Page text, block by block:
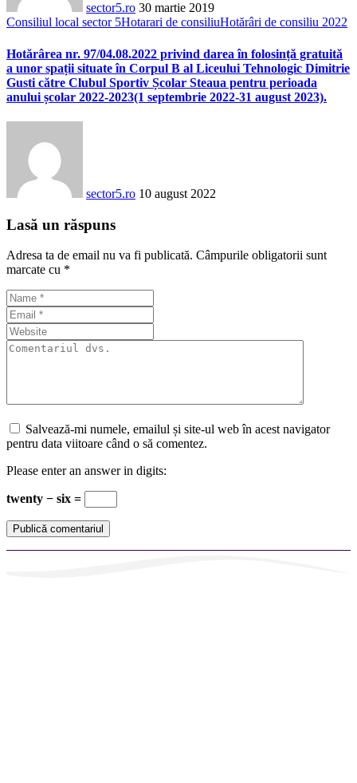
sector5.ro 30 martie 2019
Consiliul local sector 5Hotarari de consiliuHotărâri de consiliu 2022
Hotărârea nr. 97/04.08.2022 privind darea în folosință gratuită
a unor spații situate în Corpul B al Liceului Tehnologic Dimitrie
Gusti către Clubul Sportiv Școlar Steaua pentru perioada
anului școlar 2022-2023(1 septembrie 2022-31 august 2023).
sector5.ro 10 august 2022
Lasă un răspuns
Adresa ta de email nu va fi publicată. Câmpurile obligatorii sunt
marcate cu *
Salvează-mi numele, emailul și site-ul web în acest navigator
pentru data viitoare când o să comentez.
Please enter an answer in digits:
twenty − six =